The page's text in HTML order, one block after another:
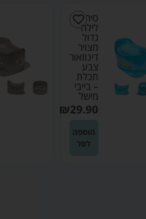
גדול
מצויר
דינוזאור
צבע
תכלת
– בייבי
מישל
₪29.90
הוספה